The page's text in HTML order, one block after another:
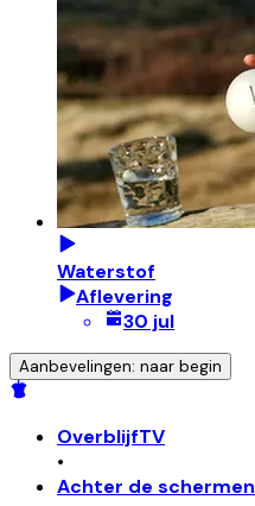
Waterstof
Aflevering
30 jul
Aanbevelingen: naar begin
OverblijfTV
•
Achter de schermen